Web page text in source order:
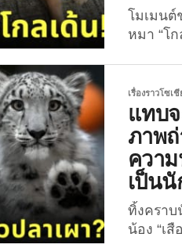
เป็นที่รู้จั
คุณเจ้าข
โมเมนต์
หมา “โ
เห็นโมเ
กันได้ดีแ
ทำหน้า
นที่พิการ
น่ารักที่
โมเมน
เคาท์
กว่า 1.2
เรื่องราวโซเ
แทบ
ภาพ
ควา
เป็นนั
ทิ้งคราบ
น้อง “เ